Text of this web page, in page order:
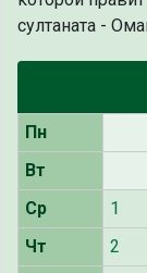
султаната -
Пн
Вт
Ср
1
Чт
2